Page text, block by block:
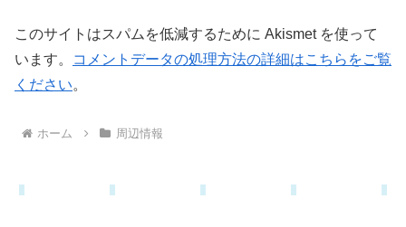
このサイトはスパムを低減するために Akismet を使って
います。
コメントデータの処理方法の詳細はこちらをご覧
ください。
ホーム 周辺情報